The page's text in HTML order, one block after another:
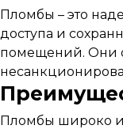
Пломбы – это
доступа и
помещений. Они
Пломбы широко